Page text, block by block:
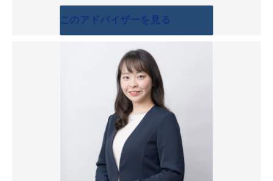
このアドバイザーを見る